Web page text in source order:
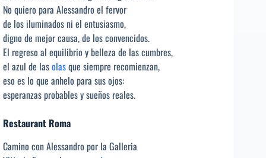
No quiero para Alessandro el fervor
de los iluminados ni el entusiasmo,
digno de mejor causa, de los convencidos.
El regreso al equilibrio y belleza de las cumbres,
el azul de lasolasque siempre recomienzan,
eso es lo que anhelo para sus ojos:
esperanzas probables y sueños reales.
Restaurant Roma
Camino con Alessandro por la Galleria